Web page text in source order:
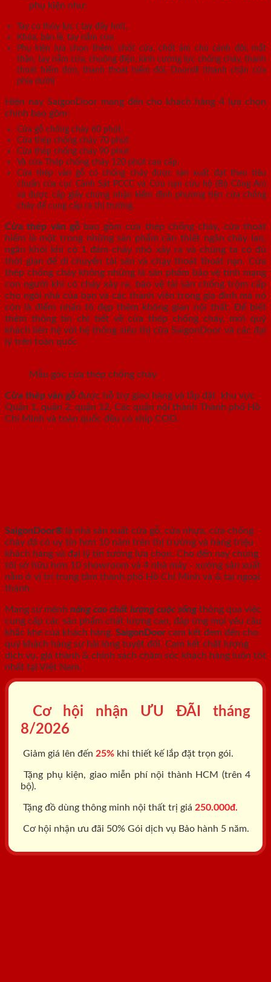
phụ kiện như:
Tay co thủy lực ( tay đẩy hơi),
Khóa, bản lề, tay nắm cửa
Phụ kiện lựa chọn thêm: chốt cửa, chốt âm cho cánh đôi, mắt
thần, tay nắm cửa, chuông điện, kính cường lực chống cháy, thanh
thoát hiểm đơn, thanh thoát hiểm đôi, Doorsill (thanh chặn cửa
phía dưới)
Hiện nay SaigonDoor mang đến cho khách hàng 4 lựa chọn
chính bao gồm:
Cửa gỗ chống cháy 60 phút.
Cửa thép chống cháy 70 phút
Cửa thép chống cháy 90 phút
Và cửa Thép chống cháy 120 phút cao cấp.
Cửa thép vân gỗ có chống cháy được sản xuất đạt theo tiêu
chuẩn của cục Cảnh Sát PCCC và Cứu nạn cứu hộ (Bộ Công An)
và được cấp giấy chứng nhận kiểm định phương tiện cửa chống
cháy để cung cấp ra thị trường.
Cửa thép vân gỗ bao gồm cửa thép chống cháy, cửa thoát
hiểm là một trong những sản phẩm cần thiết ngăn cháy lan,
ngăn khói khi có 1 đám cháy nhỏ xảy ra và chúng ta có đủ
thời gian để di chuyển tài sản và chạy thoát thoát nạn. Cửa
thép chống cháy không những là sản phẩm bảo vệ tính mạng
con người khi có cháy xảy ra, bảo vệ tài sản chống trộm cấp
cho ngôi nhà của bạn và các thành viên trong gia đình mà nó
còn là điểm nhấn tô đẹp thêm không gian nội thất. Để biết
thêm thông tin chi tiết về cửa thép chống cháy, mời quý
khách liên hệ với hệ thống siêu thị cửa SaigonDoor và các đại
lý trên toàn quốc.
Mẫu góc cửa thép chống cháy
Cửa thép vân gỗ được hỗ trợ giao hàng và lắp đặt khu vực
Quận 1, quận 2, quận 12, Các quận nội thành Thành phố Hồ
Chí Minh và toàn quốc đều có ship COD.
SaigonDoor® là nhà sản xuất cửa gỗ, cửa nhựa, cửa chống
cháy đã có uy tín hơn 10 năm trên thị trường và hàng triệu
khách hàng và đại lý tin tưởng lựa chọn. Cho đến nay chúng
tôi sở hữu hơn 10 showroom và 4 nhà máy - xưởng sản xuất
nằm ở vị trí trung tâm thành phố Hồ Chí Minh và & tại ngoại
thành.
Mang sứ mệnh nâng cao chất lượng cuộc sống thông qua việc
cung cấp các sản phẩm chất lượng cao, đáp ứng mọi yêu cầu
khắc khe của khách hàng. SaigonDoor cam kết đem đến cho
quý khách hàng sự hài lòng tuyệt đối. Cam kết chất lượng
dịch vụ, giá thành & chính sách chăm sóc khách hàng luôn tốt
nhất tại Việt Nam.
Cơ hội nhận ƯU ĐÃI tháng
8/2026
Giảm giá lên đến 25% khi thiết kế lắp đặt trọn gói.
Tặng phụ kiện, giao miễn phí nội thành HCM (trên 4
bộ).
Tặng đồ dùng thông minh nội thất trị giá 250.000đ.
Cơ hội nhận ưu đãi 50% Gói dịch vụ Bảo hành 5 năm.